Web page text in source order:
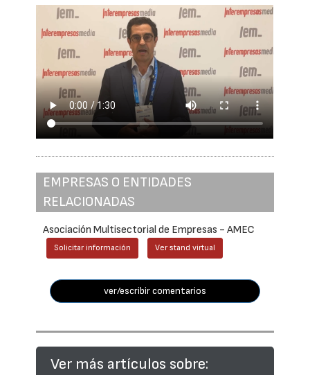
EMPRESAS O ENTIDADES
RELACIONADAS
Asociación Multisectorial de Empresas - AMEC
Solicitar información Ver stand virtual
ver/escribir comentarios
Ver más artículos sobre: